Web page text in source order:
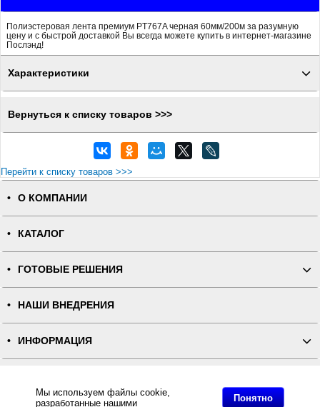
Понятно
Мы используем файлы cookie,
разработанные нашими
Полиэстеровая лента премиум PT767A черная 60мм/200м за разумную
цену и с быстрой доставкой Вы всегда можете купить в интернет-магазине
Послэнд!
Характеристики
Вернуться к списку товаров >>>
Перейти к списку товаров >>>
О КОМПАНИИ
КАТАЛОГ
ГОТОВЫЕ РЕШЕНИЯ
НАШИ ВНЕДРЕНИЯ
ИНФОРМАЦИЯ